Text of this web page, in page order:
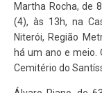
Martha Rocha, de
(4), às 13h, na
Niterói, Região
há um ano e meio.
Cemitério do